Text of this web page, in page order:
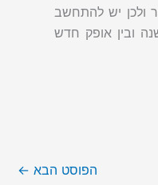
ולכן יש להתחשב
ובין אופק חדש
הפוסט הבא ←